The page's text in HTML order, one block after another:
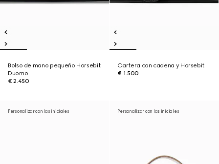
Bolso de mano pequeño Horsebit
Duomo
€ 2.450
Cartera con cadena y Horsebit
€ 1.500
Personalizar con las iniciales Personalizar con las iniciales